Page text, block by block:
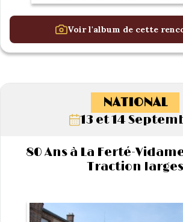
Voir l'album de cette
NATIONAL
13 et 14
80 Ans à La Ferté-
Traction larges